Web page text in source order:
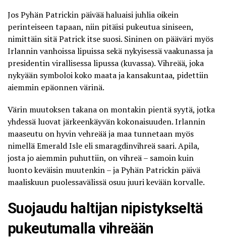
Jos Pyhän Patrickin päivää haluaisi juhlia oikein
perinteiseen tapaan, niin pitäisi pukeutua siniseen,
nimittäin sitä Patrick itse suosi. Sininen on pääväri myös
Irlannin vanhoissa lipuissa sekä nykyisessä vaakunassa ja
presidentin virallisessa lipussa (kuvassa). Vihreää, joka
nykyään symboloi koko maata ja kansakuntaa, pidettiin
aiemmin epäonnen värinä.
Värin muutoksen takana on montakin pientä syytä, jotka
yhdessä luovat järkeenkäyvän kokonaisuuden. Irlannin
maaseutu on hyvin vehreää ja maa tunnetaan myös
nimellä Emerald Isle eli smaragdinvihreä saari. Apila,
josta jo aiemmin puhuttiin, on vihreä – samoin kuin
luonto keväisin muutenkin – ja Pyhän Patrickin päivä
maaliskuun puolessavälissä osuu juuri kevään korvalle.
Suojaudu haltijan nipistykseltä
pukeutumalla vihreään